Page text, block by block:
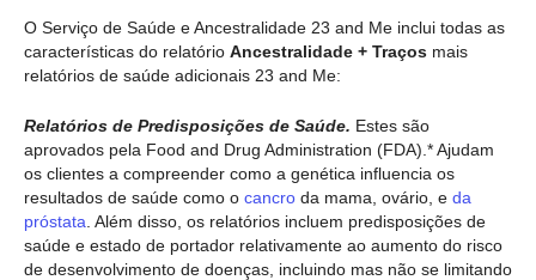
O Serviço de Saúde e Ancestralidade 23 and Me inclui todas as
características do relatório Ancestralidade + Traços mais
relatórios de saúde adicionais 23 and Me:
Relatórios de Predisposições de Saúde. Estes são
aprovados pela Food and Drug Administration (FDA).* Ajudam
os clientes a compreender como a genética influencia os
resultados de saúde como o cancro da mama, ovário, e da
próstata . Além disso, os relatórios incluem predisposições de
saúde e estado de portador relativamente ao aumento do risco
de desenvolvimento de doenças, incluindo mas não se limitando